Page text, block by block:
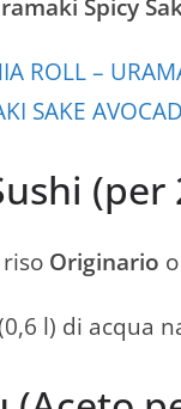
Spicy
ROLL –
SAKE
(per
riso Originario
l) di acqua